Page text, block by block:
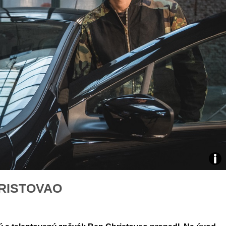
Zdroj:
správného poutání
autosedačky
stručně o autosedačkách
Zabavte děti na cestách
překvapivé rady pro